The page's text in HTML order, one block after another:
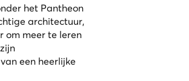
het Pantheon
architectuur,
om meer te leren
een heerlijke